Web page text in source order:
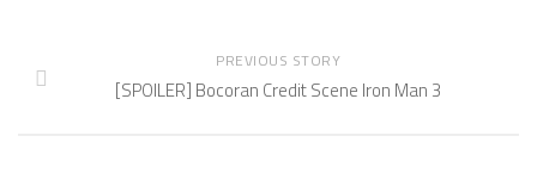
PREVIOUS STORY
[SPOILER] Bocoran Credit Scene Iron Man 3